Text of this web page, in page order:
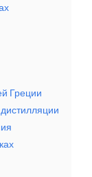
Греции